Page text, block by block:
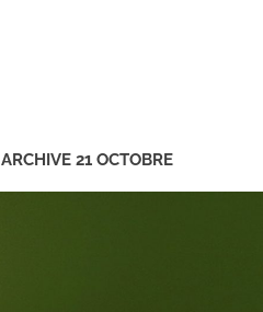
ARCHIVE 21 OCTOBRE